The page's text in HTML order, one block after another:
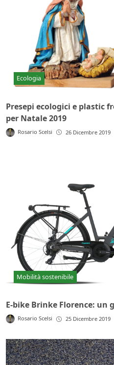
Ecologia
Presepi ecologici e plastic
per Natale 2019
Rosario Scelsi 26 Dicembre 2019
Mobilità sostenibile
E-bike Brinke Florence: un
Rosario Scelsi 25 Dicembre 2019